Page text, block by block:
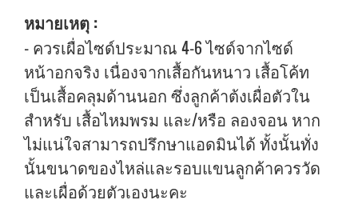
หมายเหตุ :
- ควรเผื่อไซด์ประมาณ 4-6 ไซด์จากไซด์
หน้าอกจริง เนื่องจากเสื้อกันหนาว เสื้อโค้ท
เป็นเสื้อคลุมด้านนอก ซึ่งลูกค้าต้งเผื่อตัวใน
สำหรับ เสื้อไหมพรม และ/หรือ ลองจอน หาก
ไม่แน่ใจสามารถปรึกษาแอดมินได้ ทั้งนั้นทั่ง
นั้นขนาดของไหล่และรอบแขนลูกค้าควรวัด
และเผื่อด้วยตัวเองนะคะ